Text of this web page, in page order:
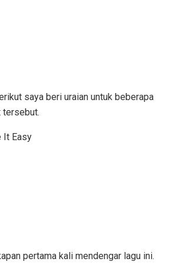
saya beri uraian untuk beberapa
tersebut.
It Easy
pertama kali mendengar lagu ini.